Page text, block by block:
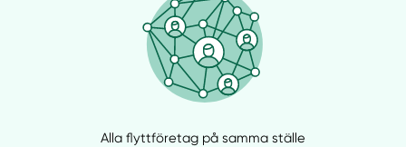
Alla flyttföretag på samma ställe